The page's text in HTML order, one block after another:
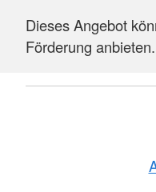
Dieses Angebot
Förderung anbieten.